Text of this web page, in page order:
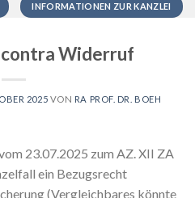
INFORMATIONEN ZUR KANZLEI
Widerruf
2025 VON RA PROF. DR. BOEH
23.07.2025 zum AZ. XII ZA
ein Bezugsrecht
(Vergleichbares könnte